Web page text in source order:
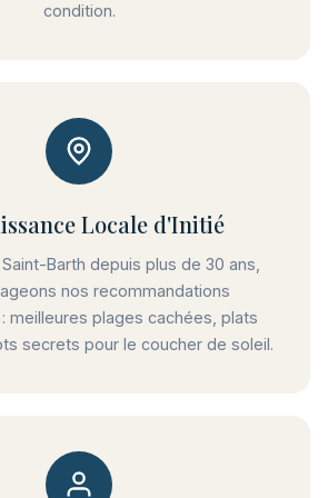
condition.
Locale d'Initié
Barth depuis plus de 30 ans,
nos recommandations
meilleures plages cachées, plats
secrets pour le coucher de soleil.